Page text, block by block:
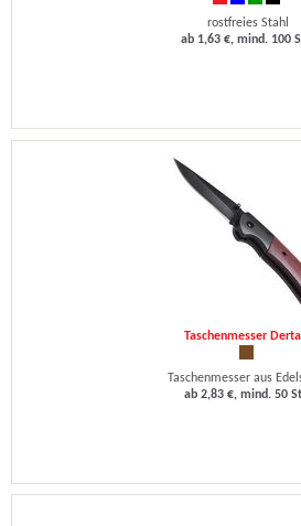
rostfreies Stahl
ab 1,63 €, mind. 100
Taschenmesser
Taschenmesser aus
ab 2,83 €, mind. 50